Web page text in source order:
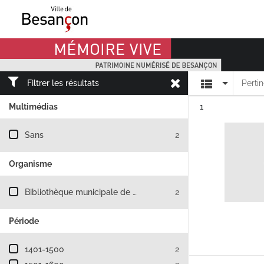
Mémoire Vive patrimoine numérisé de Besançon
Filtrer les résultats
Multimédias
Filtre les résultats par : Multimédias
Sans 2
Organisme
Filtre les résultats par : Organisme
Bibliothèque municipale de Besançon 2
Période
Filtre les résultats par : Période
1401-1500
2
Affichage
1